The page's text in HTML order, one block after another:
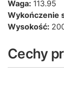
Waga: 113.95
Wykończenie
Wysokość:
Cechy